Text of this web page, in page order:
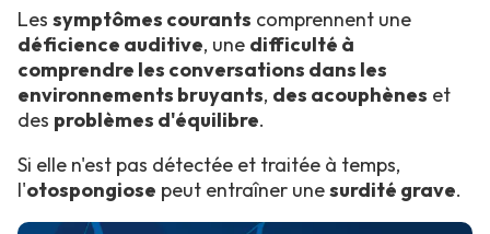
Les symptômes courants comprennent une
déficience auditive, une difficulté à
comprendre les conversations dans les
environnements bruyants, des acouphènes et
des problèmes d'équilibre.
Si elle n'est pas détectée et traitée à temps,
l'otospongiose peut entraîner unesurdité grave.